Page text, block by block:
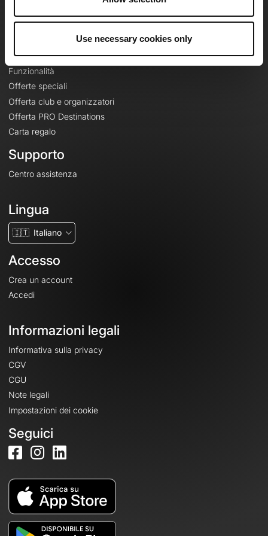
Use necessary cookies only
Le Mag'
Mappe di base topografiche
Funzionalità
Offerte speciali
Offerta club e organizzatori
Offerta PRO Destinations
Carta regalo
Supporto
Centro assistenza
Lingua
🇮🇹 Italiano
Accesso
Crea un account
Accedi
Informazioni legali
Informativa sulla privacy
CGV
CGU
Note legali
Impostazioni dei cookie
Seguici